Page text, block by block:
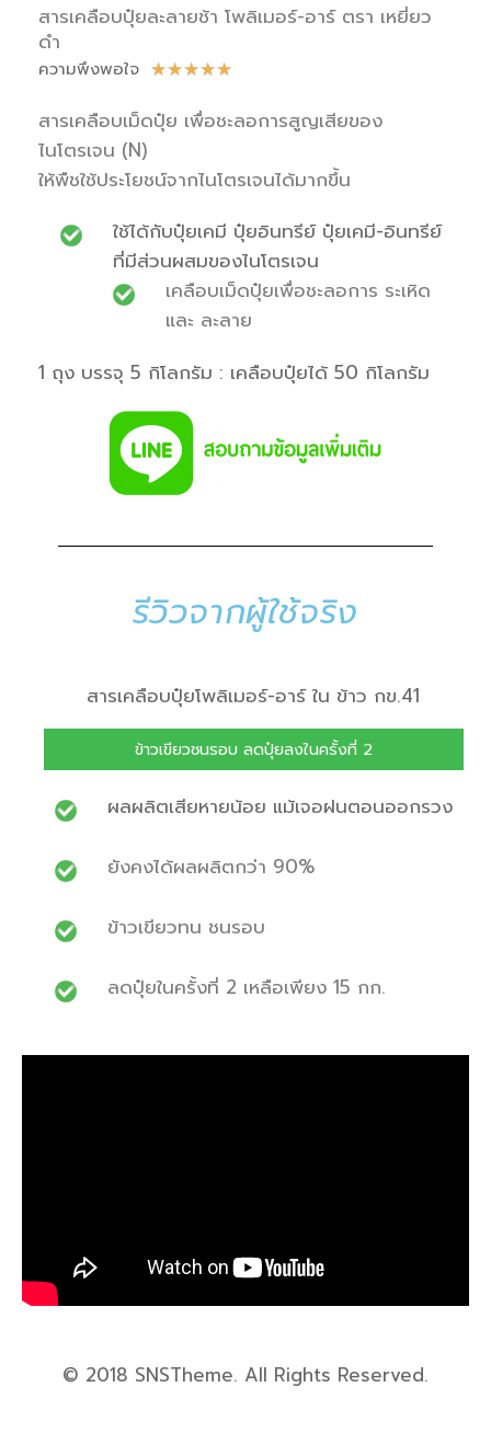
สารเคลือบปุ๋ยละลายช้า โพลิเมอร์-อาร์ ตรา เหยี่ยว
ดำ
ความพึงพอใจ ★★★★★
สารเคลือบเม็ดปุ๋ย เพื่อชะลอการสูญเสียของ
ไนโตรเจน (N)
ให้พืชใช้ประโยชน์จากไนโตรเจนได้มากขึ้น
ใช้ได้กับปุ๋ยเคมี ปุ๋ยอินทรีย์ ปุ๋ยเคมี-อินทรีย์
ที่มีส่วนผสมของไนโตรเจน
เคลือบเม็ดปุ๋ยเพื่อชะลอการ ระเหิด
และ ละลาย
1 ถุง บรรจุ 5 กิโลกรัม : เคลือบปุ๋ยได้ 50 กิโลกรัม
รีวิวจากผู้ใช้จริง
สารเคลือบปุ๋ยโพลิเมอร์-อาร์ ใน ข้าว กข.41
ข้าวเขียวชนรอบ ลดปุ๋ยลงในครั้งที่ 2
ผลผลิตเสียหายน้อย แม้เจอฝนตอนออกรวง
ยังคงได้ผลผลิตกว่า 90%
ข้าวเขียวทน ชนรอบ
ลดปุ๋ยในครั้งที่ 2 เหลือเพียง 15 กก.
© 2018 SNSTheme. All Rights Reserved.